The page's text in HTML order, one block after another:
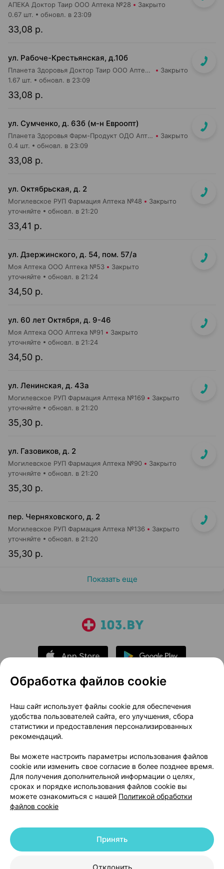
АПЕКА Доктор Таир ООО Аптека №28 Закрыто
33,08 р.
0.67 шт. обновл. в 23:09
ул. Рабоче-Крестьянская, д.10б
Планета Здоровья Доктор Таир ООО Аптека №29 Закрыто
33,08 р.
1.67 шт. обновл. в 23:09
ул. Сумченко, д. 63б (м-н Евроопт)
Планета Здоровья Фарм-Продукт ОДО Аптека №13 Закрыто
33,08 р.
0.4 шт. обновл. в 23:09
ул. Октябрьская, д. 2
Могилевское РУП Фармация Аптека №48 Закрыто
33,41 р.
уточняйте обновл. в 21:20
ул. Дзержинского, д. 54, пом. 57/а
Моя Аптека ООО Аптека №53 Закрыто
34,50 р.
уточняйте обновл. в 21:24
ул. 60 лет Октября, д. 9-46
Моя Аптека ООО Аптека №91 Закрыто
34,50 р.
уточняйте обновл. в 21:24
ул. Ленинская, д. 43а
Могилевское РУП Фармация Аптека №169 Закрыто
35,30 р.
уточняйте обновл. в 21:20
ул. Газовиков, д. 2
Могилевское РУП Фармация Аптека №90 Закрыто
35,30 р.
уточняйте обновл. в 21:20
пер. Черняховского, д. 2
Могилевское РУП Фармация Аптека №136 Закрыто
35,30 р.
уточняйте обновл. в 21:20
Показать еще
О проекте
Новости проекта
Размещение рекламы
Медицинский маркетинг
Публичный договор
Доставка
Способы оплаты
Вакансии
Партнеры
Написать руководителю 103.by
Написать в поддержку
Персональные настройки Cookie
© 2026 ООО «Артокс Лаб», УНП 191700409 | 220012, Республика Беларусь,
+375 291212755
Обработка файлов cookie
Наш сайт использует файлы cookie для обеспечения
удобства пользователей сайта, его улучшения, сбора
статистики и предоставления персонализированных
рекомендаций.
Вы можете настроить параметры использования файлов
cookie или изменить свое согласие в более позднее время.
Для получения дополнительной информации о целях,
сроках и порядке использования файлов cookie вы
можете ознакомиться с нашей Политикой обработки
файлов cookie
Принять